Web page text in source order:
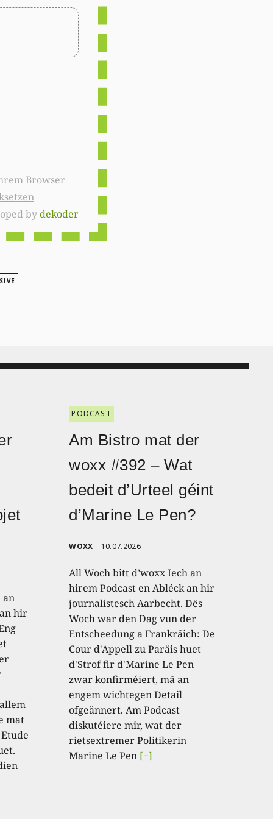
bydekoder
an
hir
mat
PODCAST
Am Bistro mat der
woxx #392 – Wat
bedeit d’Urteel géint
d’Marine Le Pen?
WOXX 10.07.2026
All Woch bitt d’woxx Iech an
hirem Podcast en Abléck an hir
journalistesch Aarbecht. Dës
Woch war den Dag vun der
Entscheedung a Frankräich: De
Cour d'Appell zu Paräis huet
d'Strof fir d'Marine Le Pen
zwar konfirméiert, mä an
engem wichtegen Detail
ofgeännert. Am Podcast
diskutéiere mir, wat der
rietsextremer Politikerin
Marine Le Pen [+]